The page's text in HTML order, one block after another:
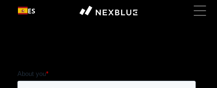
Ir al
contenido
ES